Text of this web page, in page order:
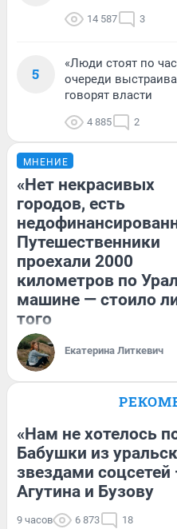
14 587 3
5
«Люди стоят по
очереди
говорят власти
4 885 2
МНЕНИЕ
«Нет некрасивых
городов, есть
Путешественники
проехали 2000
километров по
машине — стоило
того
Екатерина Литкевич
«Нам не хотелось
Бабушки из
звездами
Агутина и Бузову
9 часов 6 873 18